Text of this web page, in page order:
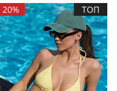
20% ТОП